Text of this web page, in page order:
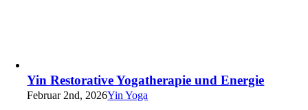
Yin Restorative Yogatherapie und Energie
Februar 2nd, 2026Yin Yoga